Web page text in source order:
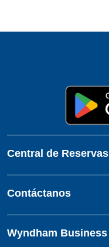
Central de Reservas
Contáctanos
Wyndham Business